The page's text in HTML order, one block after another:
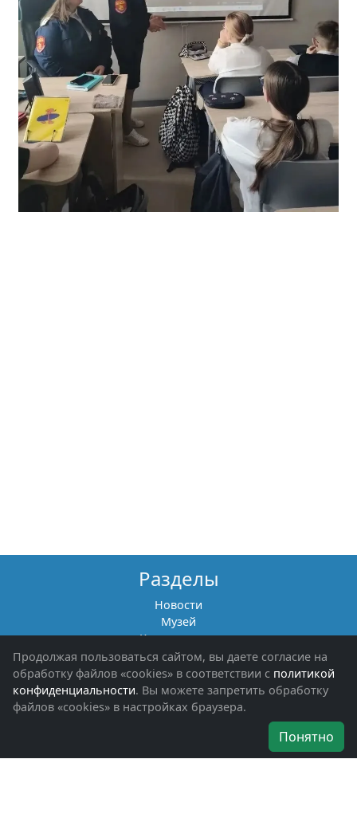
Разделы
Новости
Музей
Книги памяти
Фотоальбомы
Обращения граждан
Помощь участникам СВО и их семьям
Об организации
Наши награды
Продолжая пользоваться сайтом, вы даете согласие на
обработку файлов «cookies» в соответствии с политикой
конфиденциальности. Вы можете запретить обработку
файлов «cookies» в настройках браузера.
Понятно